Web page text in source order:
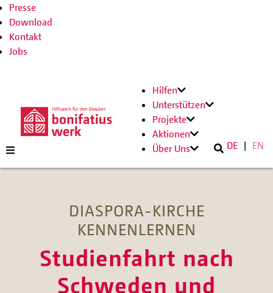
Presse
Download
Kontakt
Jobs
Hilfen
Unterstützen
Projekte
Aktionen
Über Uns
DE EN
DIASPORA-KIRCHE
KENNENLERNEN
Studienfahrt nach
Schweden und